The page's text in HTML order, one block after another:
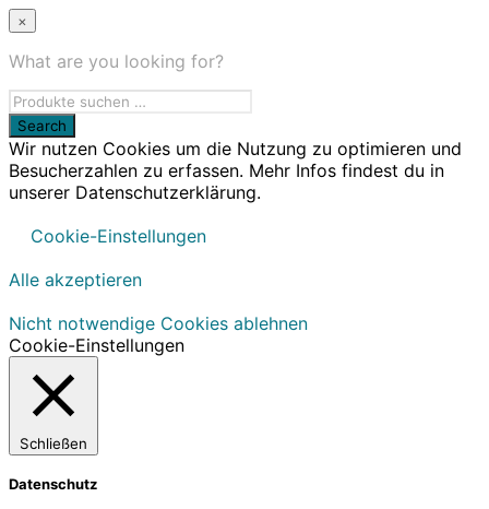
×
What are you looking for?
Wir nutzen Cookies um die Nutzung zu optimieren und
Besucherzahlen zu erfassen. Mehr Infos findest du in
unserer Datenschutzerklärung.
Cookie-Einstellungen
Alle akzeptieren
Nicht notwendige Cookies ablehnen
Cookie-Einstellungen
Schließen
Datenschutz